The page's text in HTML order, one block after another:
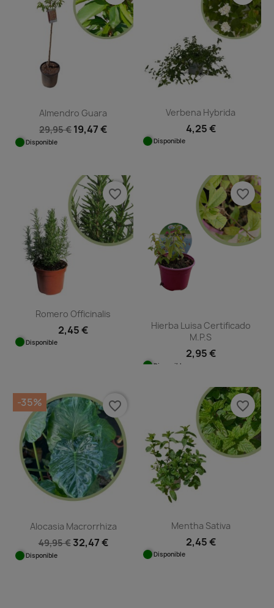
Almendro Guara
29,95 € 19,47 €
Disponible
Verbena Hybrida
4,25 €
Disponible
Romero Officinalis
2,45 €
Disponible
favorite_border
Hierba Luisa Certificado
M.P.S
2,95 €
Disponible
favorite_border
Alocasia Macrorrhiza
49,95 € 32,47 €
Disponible
-35% favorite_border
Mentha Sativa
2,45 €
Disponible
favorite_border